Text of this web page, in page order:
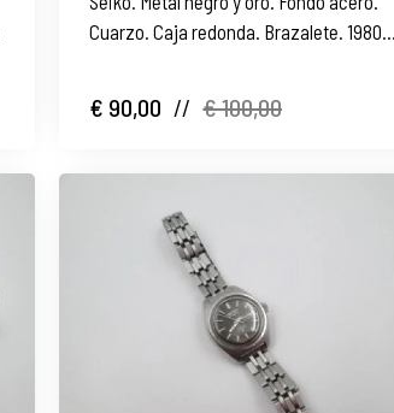
Cuarzo. Caja redonda. Brazalete. 1980.
€ 90,00 // € 100,00